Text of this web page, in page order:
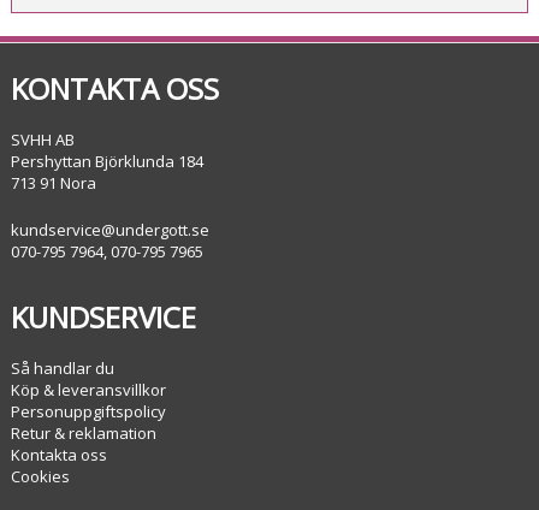
KONTAKTA OSS
SVHH AB
Pershyttan Björklunda 184
713 91 Nora
kundservice@undergott.se
070-795 7964, 070-795 7965
KUNDSERVICE
Så handlar du
Köp & leveransvillkor
Personuppgiftspolicy
Retur & reklamation
Kontakta oss
Cookies